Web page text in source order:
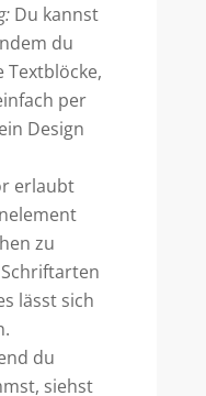
Du kannst
du
Textblöcke,
per
Design
erlaubt
zu
lässt sich
du
siehst